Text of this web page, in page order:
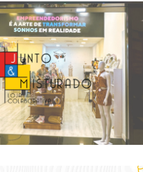
Colaborativas Junto &